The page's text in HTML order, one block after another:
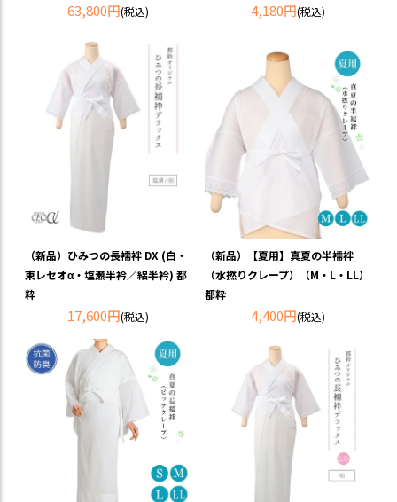
63,800円(税込) 4,180円(税込)
（新品）ひみつの長襦袢 DX (白・
東レセオα・塩瀬半衿／絽半衿) 都
粋
17,600円(税込)
（新品）【夏用】真夏の半襦袢
（水撚りクレープ）（M・L・LL）
都粋
4,400円(税込)